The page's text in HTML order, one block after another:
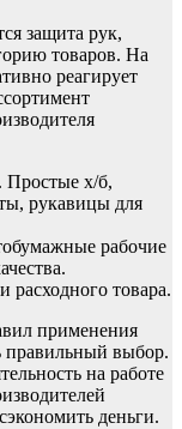
защита рук,
товаров. На
реагирует
х/б,
рукавицы для
рабочие
расходного товара.
применения
правильный выбор.
на работе
деньги.